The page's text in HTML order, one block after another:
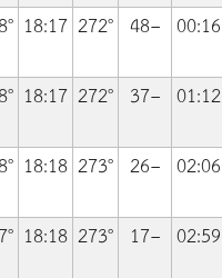
18:17 272° 48− 00:16
18:17 272° 37− 01:12
18:18 273° 26− 02:06
18:18 273° 17− 02:59